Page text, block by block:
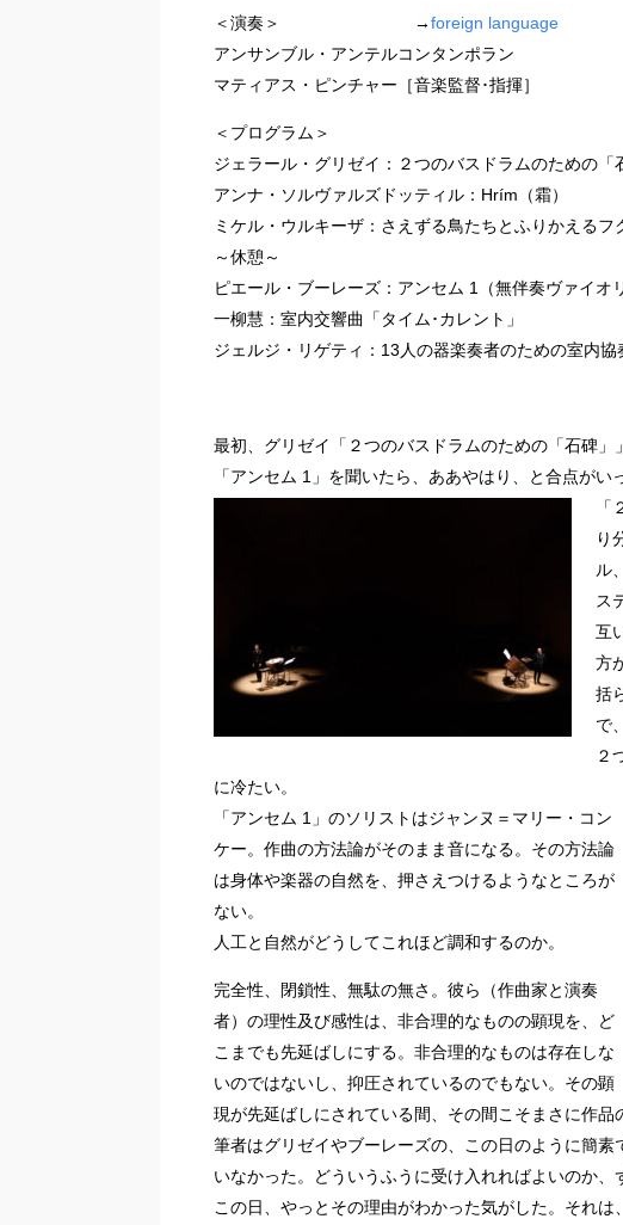
＜演奏＞ →foreign language
アンサンブル・アンテルコンタンポラン
マティアス・ピンチャー［音楽監督･指揮］
＜プログラム＞
ジェラール・グリゼイ：２つのバスドラムのための「
アンナ・ソルヴァルズドッティル：Hrím（霜）
ミケル・ウルキーザ：さえずる鳥たちとふりかえるフ
～休憩～
ピエール・ブーレーズ：アンセム 1（無伴奏ヴァイオ
一柳慧：室内交響曲「タイム･カレント」
ジェルジ・リゲティ：13人の器楽奏者のための室内協
最初、グリゼイ「２つのバスドラムのための「石碑
「アンセム 1」を聞いたら、ああやはり、と合点がい
り
ル
ス
互
方
括
で
２
に冷たい。
「アンセム 1」のソリストはジャンヌ＝マリー・コン
ケー。作曲の方法論がそのまま音になる。その方法論
は身体や楽器の自然を、押さえつけるようなところが
ない。
人工と自然がどうしてこれほど調和するのか。
完全性、閉鎖性、無駄の無さ。彼ら（作曲家と演奏
者）の理性及び感性は、非合理的なものの顕現を、ど
こまでも先延ばしにする。非合理的なものは存在しな
いのではないし、抑圧されているのでもない。その顕
現が先延ばしにされている間、その間こそまさに作
筆者はグリゼイやブーレーズの、この日のように簡
いなかった。どういうふうに受け入れればよいのか、
この日、やっとその理由がわかった気がした。それ